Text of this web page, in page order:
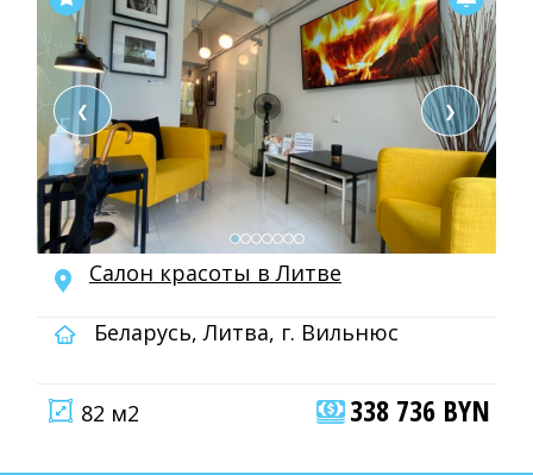
❮ ❯
Салон красоты в Литве
Беларусь, Литва, г. Вильнюс
82 м2 338 736 BYN